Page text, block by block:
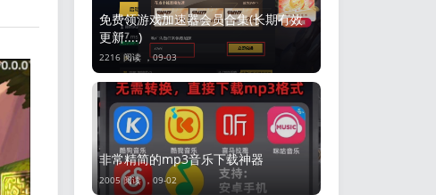
免费领游戏加速器会员合集(长期有效
更新....)
2216 阅读 ，09-03
非常精简的mp3音乐下载神器
2005 阅读 ， 09-02